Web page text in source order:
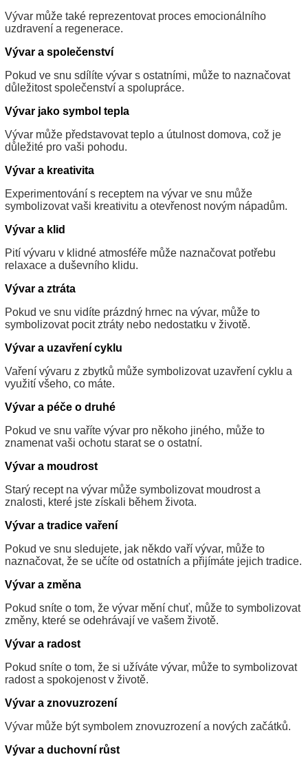
Vývar může také reprezentovat proces emocionálního
uzdravení a regenerace.
Vývar a společenství
Pokud ve snu sdílíte vývar s ostatními, může to naznačovat
důležitost společenství a spolupráce.
Vývar jako symbol tepla
Vývar může představovat teplo a útulnost domova, což je
důležité pro vaši pohodu.
Vývar a kreativita
Experimentování s receptem na vývar ve snu může
symbolizovat vaši kreativitu a otevřenost novým nápadům.
Vývar a klid
Pití vývaru v klidné atmosféře může naznačovat potřebu
relaxace a duševního klidu.
Vývar a ztráta
Pokud ve snu vidíte prázdný hrnec na vývar, může to
symbolizovat pocit ztráty nebo nedostatku v životě.
Vývar a uzavření cyklu
Vaření vývaru z zbytků může symbolizovat uzavření cyklu a
využití všeho, co máte.
Vývar a péče o druhé
Pokud ve snu vaříte vývar pro někoho jiného, může to
znamenat vaši ochotu starat se o ostatní.
Vývar a moudrost
Starý recept na vývar může symbolizovat moudrost a
znalosti, které jste získali během života.
Vývar a tradice vaření
Pokud ve snu sledujete, jak někdo vaří vývar, může to
naznačovat, že se učíte od ostatních a přijímáte jejich tradice.
Vývar a změna
Pokud sníte o tom, že vývar mění chuť, může to symbolizovat
změny, které se odehrávají ve vašem životě.
Vývar a radost
Pokud sníte o tom, že si užíváte vývar, může to symbolizovat
radost a spokojenost v životě.
Vývar a znovuzrození
Vývar může být symbolem znovuzrození a nových začátků.
Vývar a duchovní růst